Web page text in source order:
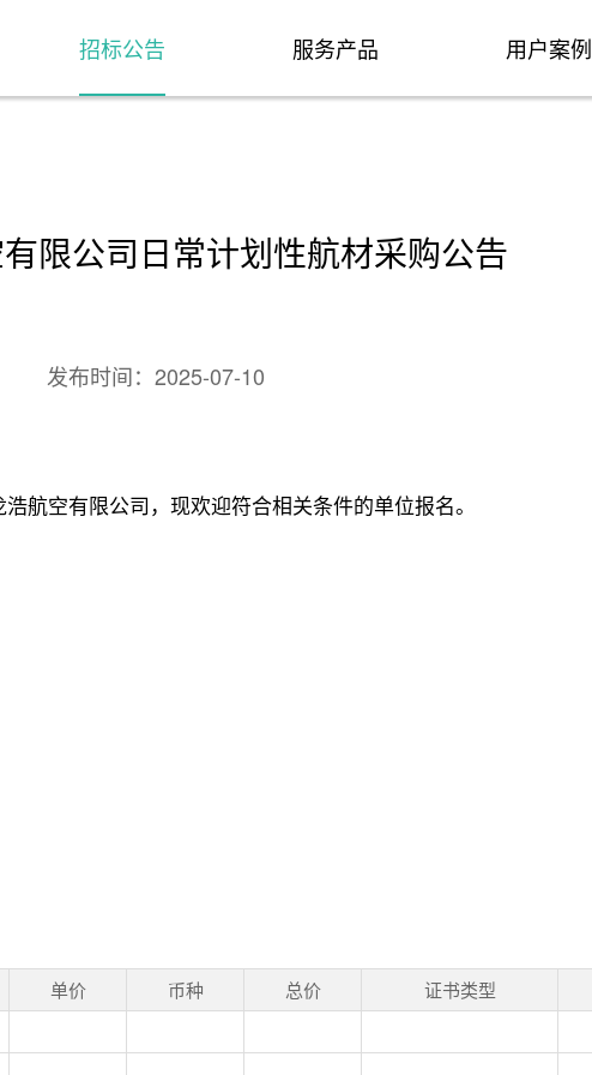
招标公告 服务产品 用户案例
限公司日常计划性航材采购公告
发布时间： 2025-07-10
航空有限公司，现欢迎符合相关条件的单位报名。
单价 币种 总价 证书类型